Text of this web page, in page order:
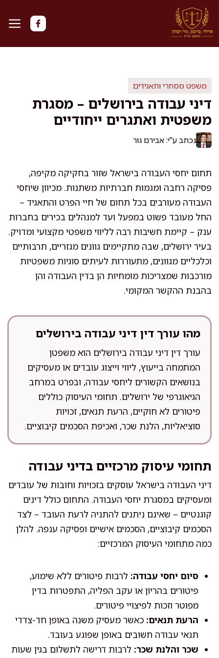
לדלג
לתוכן
משפט מסחרי ותאגידים
דיני עבודה בירושלים – מסגרת
משפטית ואתגרים ייחודיים
נכתב ע"י: אבירם גור
תחום יחסי העבודה בישראל שזור בחקיקה מקיפה,
פסיקה רחבה ומגמות חברתיות משתנות. מכיוון שיחסי
העבודה מעורבים בכל תחום של חיי הפרט והתאגיד –
החל מעובד פשוט במפעל ועד למנהלים בכירים בחברות
ענק – קיימת חשיבות רבה לליווי משפטי מקצועי ומדויק.
בעיר ירושלים, שבה מתקיימים גוונים מגזריים, תרבותיים
וכלכליים מגוונים, מתעוררות לעיתים סוגיות משפטיות
מורכבות שמצריכות מומחיות הן בדין העבודה והן
בהבנת ההקשר המקומי.
מהו עורך דין דיני עבודה בירושלים
עורך דין דיני עבודה בירושלים הוא משפטן
המתמחה בייעוץ, ליווי וייצוג עובדים או מעסיקים
בנושאים הקשורים ליחסי עבודה, ובפרט במרחב
הגיאוגרפי של ירושלים. תחומי העיסוק כוללים
פיטורים לא חוקיים, הרעת תנאים, זכויות
סוציאליות, הלנת שכר, ואכיפת הסכמים קיבוציים.
תחומי עיסוק מרכזיים בדיני עבודה
דיני העבודה בישראל עוסקים בזכויות וחובות של עובדים
ומעסיקים במסגרת יחסי העבודה. התחום כולל דינים
קוגנטיים – שאינם ניתנים להתניה לרעת העובד – לצד
הסכמים קיבוציים, הסכמים אישיים ופסיקה ענפה. להלן
כמה מתחומי העיסוק המרכזיים:
סיום יחסי עבודה: לרבות פיטורים ללא שימוע,
פיטורים בהריון או עקב הפליה, התפטרות בדין
מפוטר וזכות לפיצויי פיטורים.
הרעת תנאים: כאשר מעסיק משנה באופן חד-צדדי
תנאי עבודה חשובים באופן שפוגע בעובד.
שכר והלנת שכר: לרבות דרישה לתשלום בגין שעות